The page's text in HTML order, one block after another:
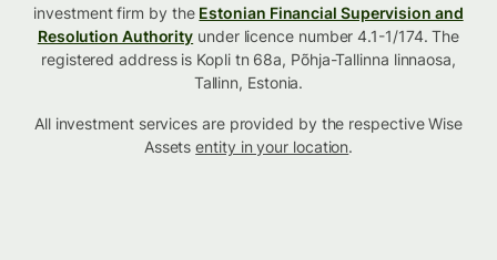
investment firm by the Estonian Financial Supervision and
Resolution Authority under licence number 4.1-1/174. The
registered address is Kopli tn 68a, Põhja-Tallinna linnaosa,
Tallinn, Estonia.
All investment services are provided by the respective Wise
Assetsentity in your location.